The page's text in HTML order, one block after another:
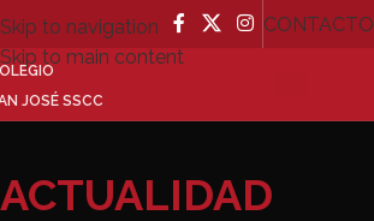
Skip to navigation
Skip to main content
CONTACTO
JOSÉ SSCC
ACTUALIDAD